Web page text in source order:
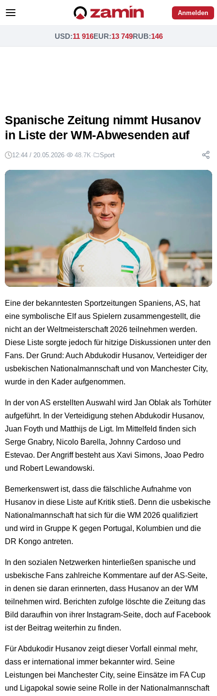
Anmelden
USD:11 916EUR:13 749RUB:146
Spanische Zeitung nimmt Husanov
in Liste der WM-Abwesenden auf
12:44 / 20.05.2026· 48.7K· Sport
Eine der bekanntesten Sportzeitungen Spaniens, AS, hat
eine symbolische Elf aus Spielern zusammengestellt, die
nicht an der Weltmeisterschaft 2026 teilnehmen werden.
Diese Liste sorgte jedoch für hitzige Diskussionen unter den
Fans. Der Grund: Auch Abdukodir Husanov, Verteidiger der
usbekischen Nationalmannschaft und von Manchester City,
wurde in den Kader aufgenommen.
In der von AS erstellten Auswahl wird Jan Oblak als Torhüter
aufgeführt. In der Verteidigung stehen Abdukodir Husanov,
Juan Foyth und Matthijs de Ligt. Im Mittelfeld finden sich
Serge Gnabry, Nicolo Barella, Johnny Cardoso und
Estevao. Der Angriff besteht aus Xavi Simons, Joao Pedro
und Robert Lewandowski.
Bemerkenswert ist, dass die fälschliche Aufnahme von
Husanov in diese Liste auf Kritik stieß. Denn die usbekische
Nationalmannschaft hat sich für die WM 2026 qualifiziert
und wird in Gruppe K gegen Portugal, Kolumbien und die
DR Kongo antreten.
In den sozialen Netzwerken hinterließen spanische und
usbekische Fans zahlreiche Kommentare auf der AS-Seite,
in denen sie daran erinnerten, dass Husanov an der WM
teilnehmen wird. Berichten zufolge löschte die Zeitung das
Bild daraufhin von ihrer Instagram-Seite, doch auf Facebook
ist der Beitrag weiterhin zu finden.
Für Abdukodir Husanov zeigt dieser Vorfall einmal mehr,
dass er international immer bekannter wird. Seine
Leistungen bei Manchester City, seine Einsätze im FA Cup
und Ligapokal sowie seine Rolle in der Nationalmannschaft